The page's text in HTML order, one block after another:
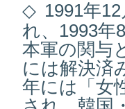
◇ 1991年
れ、1993年
本軍の関与
には解決済
年には「女